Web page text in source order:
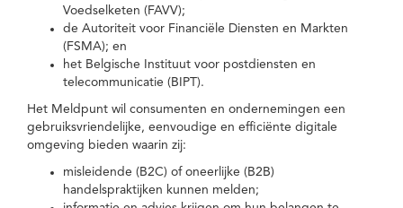
Voedselketen (FAVV);
de Autoriteit voor Financiële Diensten en Markten
(FSMA); en
het Belgische Instituut voor postdiensten en
telecommunicatie (BIPT).
Het Meldpunt wil consumenten en ondernemingen een
gebruiksvriendelijke, eenvoudige en efficiënte digitale
omgeving bieden waarin zij:
misleidende (B2C) of oneerlijke (B2B)
handelspraktijken kunnen melden;